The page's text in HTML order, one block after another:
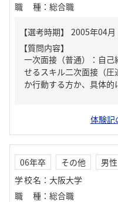
職種 ： 総合職
【質問内容】
一次面接（普通）：自
せるスキル二次面接（
か行動する方か、具体
体験記
06年卒 その他
男性
学校名 ： 大阪大学
職種 ： 総合職